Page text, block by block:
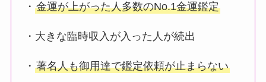
・金運が上がった人多数のNo.1金運鑑定
・大きな臨時収入が入った人が続出
・著名人も御用達で鑑定依頼が止まらない